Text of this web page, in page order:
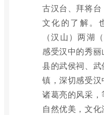
古汉台、拜将
文化的了解。
（汉山）两湖
感受汉中的秀
县的武侯祠、
镇，深切感受
诸葛亮的风采
自然优美，文化